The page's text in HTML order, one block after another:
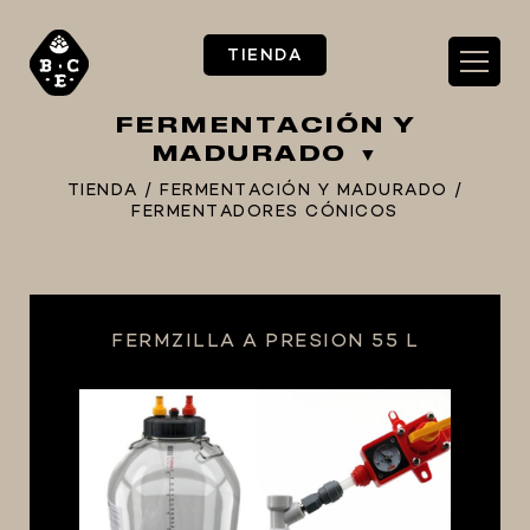
TIENDA
FERMENTACIÓN Y
MADURADO
TIENDA / FERMENTACIÓN Y MADURADO /
FERMENTADORES CÓNICOS
**PIZZA STORE**
** KIT REGALOS **
BARRILES
EQUIPOS ELÉCTRICOS
OLLAS
CARBONATACIÓN Y OXIGENACIÓN
FERMZILLA A PRESION 55 L